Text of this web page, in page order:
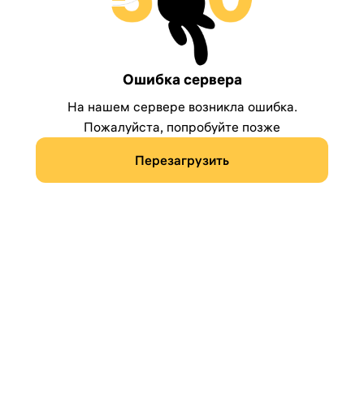
Ошибка сервера
На нашем сервере возникла ошибка.
Пожалуйста, попробуйте позже
Перезагрузить